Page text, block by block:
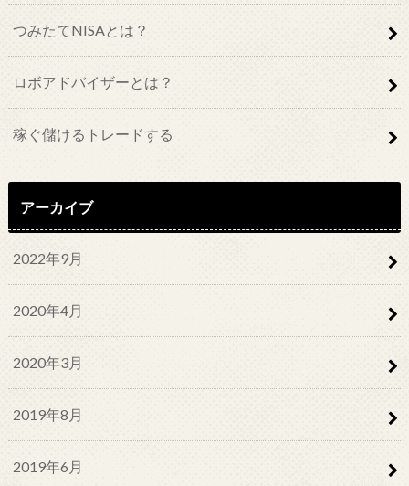
つみたてNISAとは？
ロボアドバイザーとは？
稼ぐ儲けるトレードする
アーカイブ
2022年9月
2020年4月
2020年3月
2019年8月
2019年6月